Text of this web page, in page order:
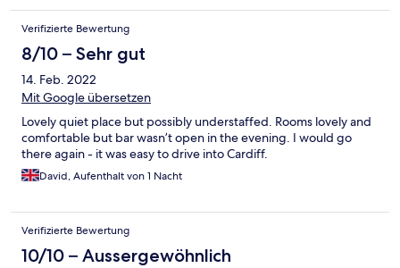
Verifizierte Bewertung
8/10 – Sehr gut
14. Feb. 2022
Mit Google übersetzen
Lovely quiet place but possibly understaffed. Rooms lovely and
comfortable but bar wasn’t open in the evening. I would go
there again - it was easy to drive into Cardiff.
David, Aufenthalt von 1 Nacht
Verifizierte Bewertung
10/10 – Aussergewöhnlich